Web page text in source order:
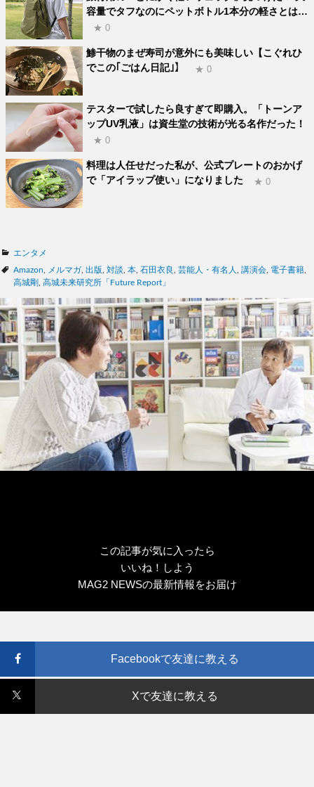
容量でタフなのにペットボトル1本分の軽さとは…
★ 0
鯵干物のまぜ寿司が意外にも美味しい【こぐれひ
でこの｢ごはん日記｣】
★ 0
テスターで試したら良すぎて即購入。「トーンア
ップUV乳液」は資生堂の技術が光る名作だった！
★ 0
料理は人任せだった私が、公式プレートのおかげ
で「アイラップ使い」になりました
★ 0
カ
テ
ゴ
エンタメ
タ
グ
Amazon メルマガ 出版 対談 本 石田衣良 芸能人・有名人 講演会 電子書籍
高城剛
高城未来研究所「Future Report」
この記事が気に入ったら
いいね！しよう
MAG2 NEWSの最新情報をお届け
Facebookで友達に教える
Xで友達に教える